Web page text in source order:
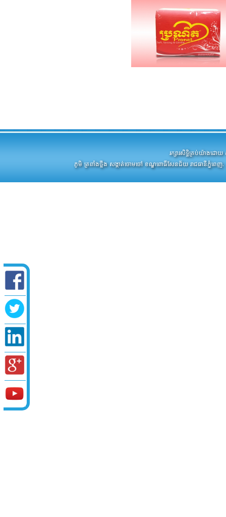
រក្សារសិទ្ឋិគ្រប់យ៉ាង
ភូមិ ត្រពាំងថ្លឹង សង្កាត់ចោមចៅ ខណ្ឌពោធិ៍សែនជ័យ រាជធានីភ្